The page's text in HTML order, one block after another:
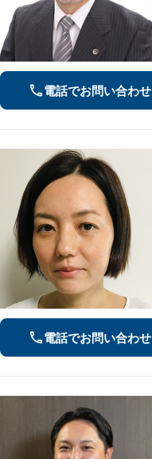
電話でお問い合わせ
電話でお問い合わせ